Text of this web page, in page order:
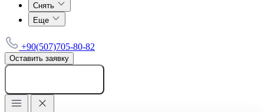
Снять
Еще
+90(507)705-80-82
Оставить заявку